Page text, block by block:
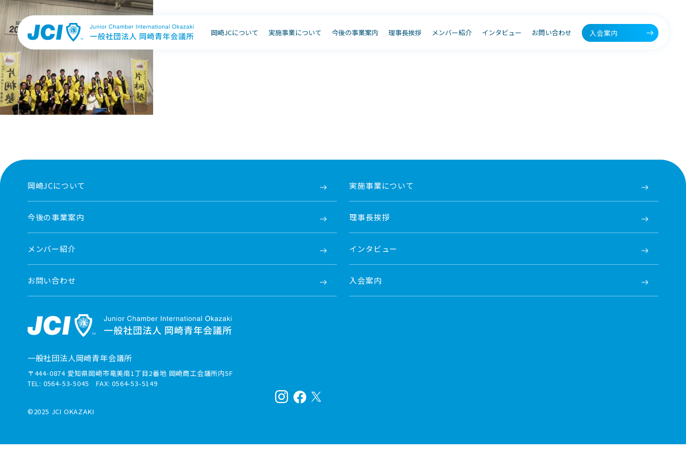
岡崎JCについて 実施事業について 今後の事業案内 理事長挨拶 メンバー紹介 インタビュー お問い合わせ 入会案内
岡崎JCについて 実施事業について
今後の事業案内 理事長挨拶
メンバー紹介 インタビュー
お問い合わせ 入会案内
一般社団法人岡崎青年会議所
〒444-0874 愛知県岡崎市竜美南1丁目2番地 岡崎商工会議所内5F
TEL: 0564-53-5045 FAX: 0564-53-5149
©2025 JCI OKAZAKI